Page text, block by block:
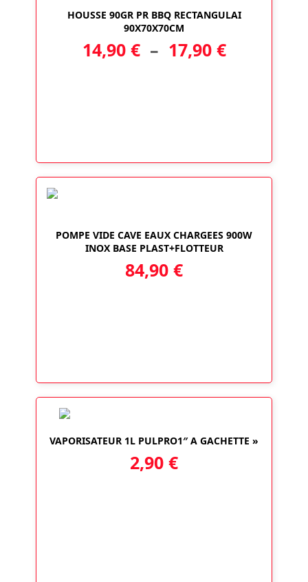
HOUSSE 90GR PR BBQ RECTANGULAI
90X70X70CM
14,90 € – 17,90 €Plage
17,90 €
POMPE VIDE CAVE EAUX CHARGEES 900W
INOX BASE PLAST+FLOTTEUR
84,90 €
VAPORISATEUR 1L PULPRO1″ A GACHETTE »
2,90 €